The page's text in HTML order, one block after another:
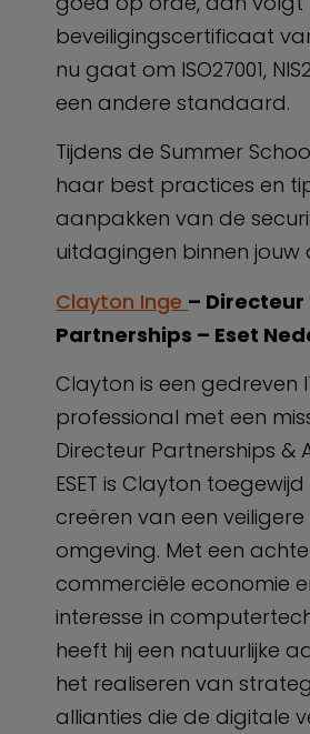
beveiligingscertificaat
nu gaat om ISO27001,
een andere standaard.
Tijdens de Summer
haar best practices en
aanpakken van de
uitdagingen binnen jouw
Clayton Inge – Directeur
Partnerships – Eset
Clayton is een gedreven
professional met een
Directeur Partnerships &
ESET is Clayton
creëren van een
omgeving. Met een
commerciële economie
interesse in
heeft hij een natuurlijke
het realiseren van
allianties die de digitale